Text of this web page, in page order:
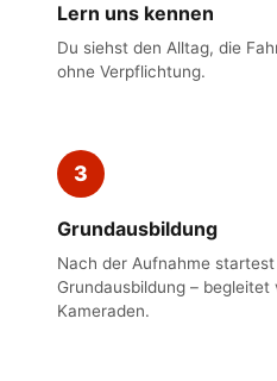
Lern uns kennen
Du siehst den Alltag, die
ohne Verpflichtung.
3
Grundausbildung
Nach der Aufnahme
Grundausbildung – begleitet
Kameraden.